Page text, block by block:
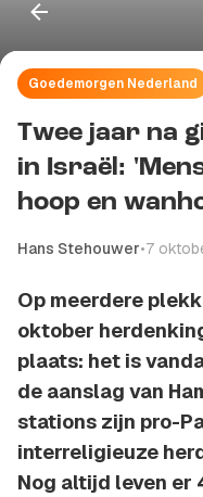
Goedemorgen Nederland
Twee jaar na
in Israël:
hoop en
Hans Stehouwer•7
Op meerdere
oktober
plaats: het is
de aanslag van
stations zijn pro-
interreligieuze
Nog altijd leven er